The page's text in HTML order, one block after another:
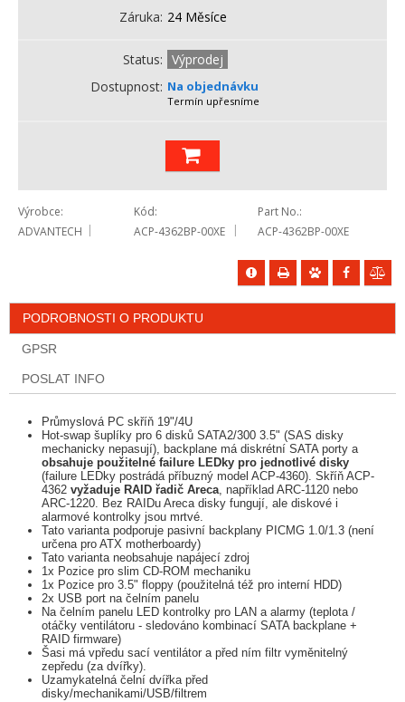
Záruka 24 Měsíce
Status
Výprodej
Dostupnost Na objednávku
Termín upřesníme
Výrobce
ADVANTECH
Kód
ACP-4362BP-00XE
Part No.
ACP-4362BP-00XE
PODROBNOSTI O PRODUKTU
GPSR
POSLAT INFO
Průmyslová PC skříň 19"/4U
Hot-swap šuplíky pro 6 disků SATA2/300 3.5" (SAS disky
mechanicky nepasují), backplane má diskrétní SATA porty a
obsahuje použitelné failure LEDky pro jednotlivé disky
(failure LEDky postrádá příbuzný model ACP-4360). Skříň ACP-
4362vyžaduje RAID řadič Areca, například ARC-1120 nebo
ARC-1220. Bez RAIDu Areca disky fungují, ale diskové i
alarmové kontrolky jsou mrtvé.
Tato varianta podporuje pasivní backplany PICMG 1.0/1.3 (není
určena pro ATX motherboardy)
Tato varianta neobsahuje napájecí zdroj
1x Pozice pro slim CD-ROM mechaniku
1x Pozice pro 3.5" floppy (použitelná též pro interní HDD)
2x USB port na čelním panelu
Na čelním panelu LED kontrolky pro LAN a alarmy (teplota /
otáčky ventilátoru - sledováno kombinací SATA backplane +
RAID firmware)
Šasi má vpředu sací ventilátor a před ním filtr vyměnitelný
zepředu (za dvířky).
Uzamykatelná čelní dvířka před
disky/mechanikami/USB/filtrem